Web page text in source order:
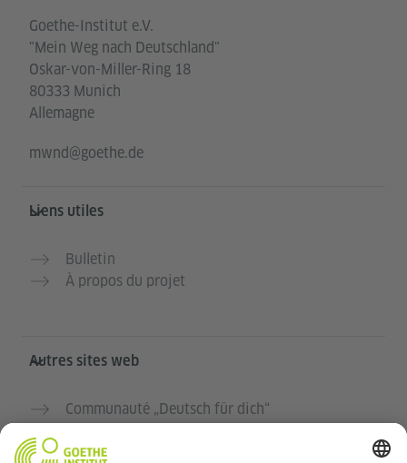
Goethe-Institut e.V.
"Mein Weg nach Deutschland"
Oskar-von-Miller-Ring 18
80333 Munich
Allemagne
mwnd@goethe.de
Liens utiles
Bulletin
À propos du projet
Autres sites web
Communauté „Deutsch für dich“
Cours d’allemand de l’Institut Goethe